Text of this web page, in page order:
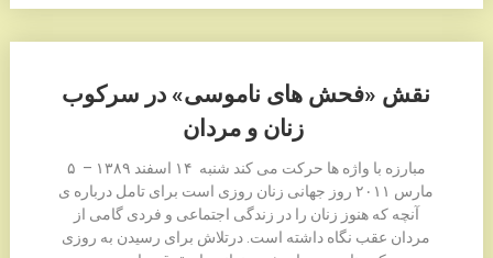
نقش «فحش های ناموسی» در سرکوب
مبارزه با واژه ها حرکت می کند شنبه ۱۴ اسفند ۱٣٨۹ – ۵
مارس ۲۰۱۱ روز جهانی زنان روزی است برای تامل درباره ی
آنچه که هنوز زنان را در زندگی اجتماعی و فردی گامی از
مردان عقب نگاه داشته است. درتلاش برای رسیدن به روزی